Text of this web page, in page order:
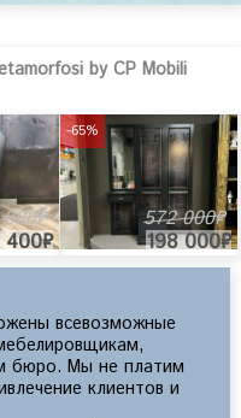
by CP Mobili
572 000₽
198 000₽
-65%
всевозможные
бюро. Мы не платим
клиентов и